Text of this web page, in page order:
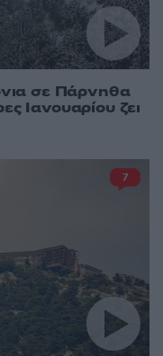
σε Πάρνηθα
Ιανουαρίου ζει
7